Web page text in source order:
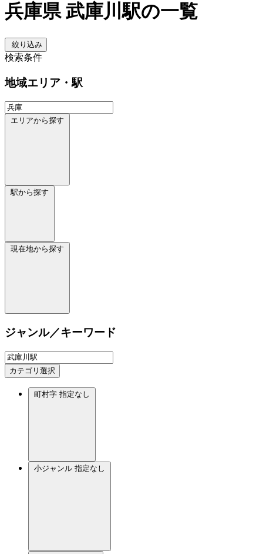
兵庫県 武庫川駅の一覧
絞り込み
検索条件
地域エリア・駅
エリアから探す
駅から探す
現在地から探す
ジャンル／キーワード
カテゴリ選択
町村字 指定なし
小ジャンル 指定なし